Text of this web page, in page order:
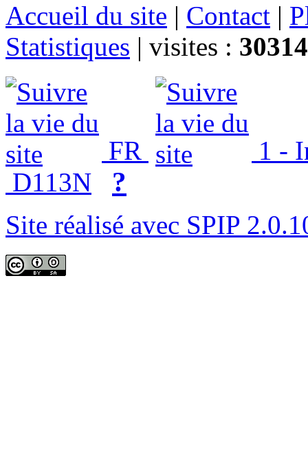
Accueil du site | Contact |
Statistiques | visites :
FR
1 -
D113N
?
Site réalisé avec SPIP